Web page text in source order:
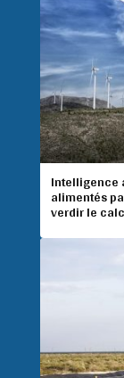
Intelligence
alimentés
verdir le